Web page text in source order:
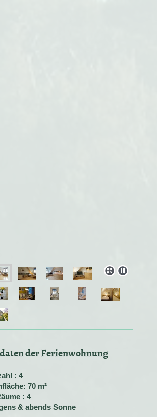
der Ferienwohnung
: 4
70 m²
: 4
& abends Sonne